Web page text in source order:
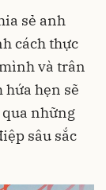
sẻ anh
cách thực
và trân
hẹn sẽ
những
sâu sắc